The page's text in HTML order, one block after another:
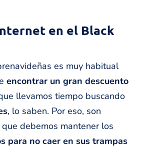
en el Black
es muy habitual
encontrar un gran descuento
llevamos tiempo buscando
, lo saben. Por eso, son
debemos mantener los
para no caer en sus trampas